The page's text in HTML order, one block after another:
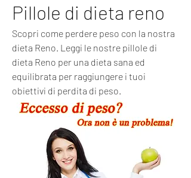
Pillole di dieta reno
Scopri come perdere peso con la nostra
dieta Reno. Leggi le nostre pillole di
dieta Reno per una dieta sana ed
equilibrata per raggiungere i tuoi
obiettivi di perdita di peso.